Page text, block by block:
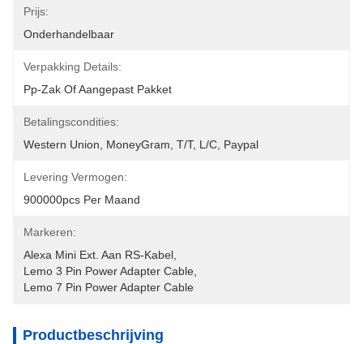
Prijs:
Onderhandelbaar
Verpakking Details:
Pp-Zak Of Aangepast Pakket
Betalingscondities:
Western Union, MoneyGram, T/T, L/C, Paypal
Levering Vermogen:
900000pcs Per Maand
Markeren:
Alexa Mini Ext. Aan RS-Kabel
Lemo 3 Pin Power Adapter Cable
Lemo 7 Pin Power Adapter Cable
Productbeschrijving